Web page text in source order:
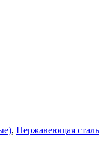
, Нержавеющая сталь